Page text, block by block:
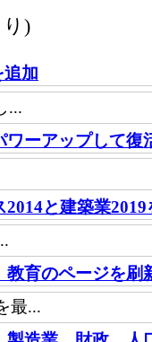
8,313[
た年間製造品
](2016)
動によって新
在高[百万円
人以上事業所
：家具・装備
は加工所の数
：家具・装
働者の数
万円](2016)
派遣受入者
)
追加
...
ワーアップして復
2014と建築業2019
教育のページを刷
最...